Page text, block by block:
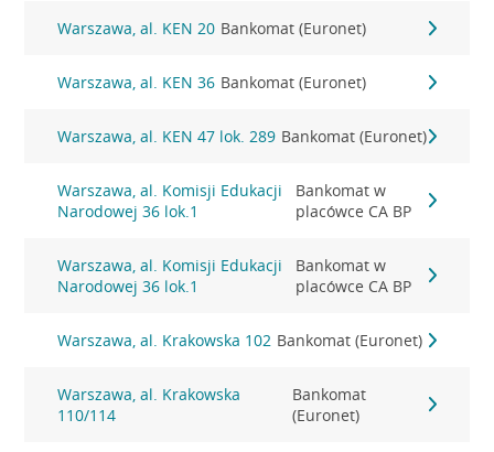
Warszawa, al. KEN 20 Bankomat (Euronet)
Warszawa, al. KEN 36 Bankomat (Euronet)
Warszawa, al. KEN 47 lok. 289 Bankomat (Euronet)
Warszawa, al. Komisji Edukacji
Narodowej 36 lok.1
Bankomat w
placówce CA BP
Warszawa, al. Komisji Edukacji
Narodowej 36 lok.1
Bankomat w
placówce CA BP
Warszawa, al. Krakowska 102 Bankomat (Euronet)
Warszawa, al. Krakowska
110/114
Bankomat
(Euronet)